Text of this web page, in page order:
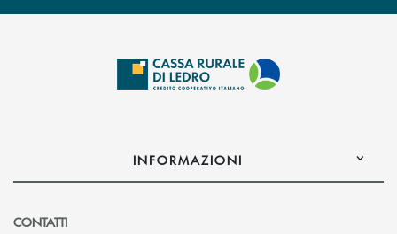
INFORMAZIONI
CONTATTI